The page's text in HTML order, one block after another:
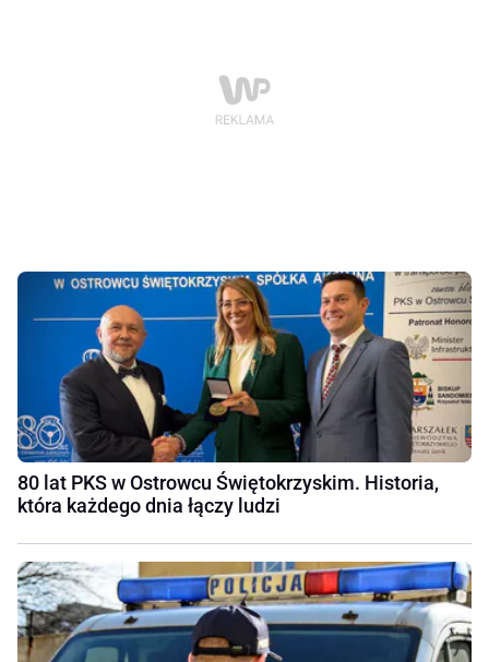
80 lat PKS w Ostrowcu Świętokrzyskim. Historia,
która każdego dnia łączy ludzi